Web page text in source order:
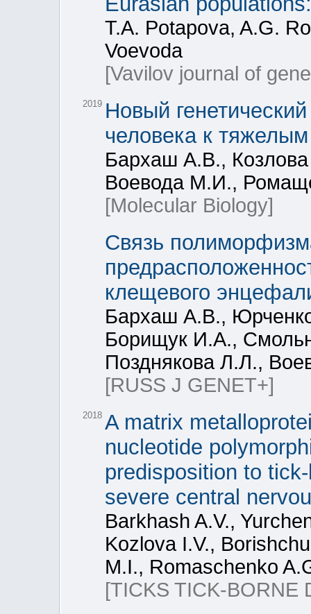
T.A. Potapova, A.G.
Voevoda
[Vavilov journal of
2019 Новый
человека к
Бархаш А.В.,
Воевода М.И.,
[Molecular Biology]
Связь
клещевого
Бархаш А.В.,
Борищук И.А.,
Позднякова Л.Л.,
[RUSS J GENET+]
2018 A matrix
nucleotide
predisposition to
severe central
Barkhash A.V.,
Kozlova I.V.,
M.I., Romaschenko
[TICKS TICK-BORNE